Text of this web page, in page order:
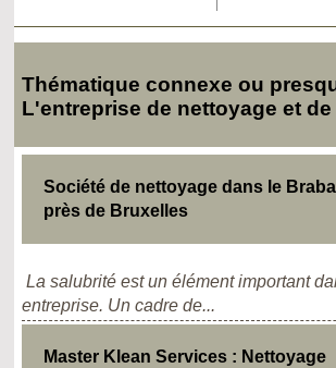
Thématique connexe ou
L'entreprise de nettoyage et
Société de nettoyage dans le
près de Bruxelles
La salubrité est un élément important
entreprise. Un cadre de...
Master Klean Services : Nettoyage